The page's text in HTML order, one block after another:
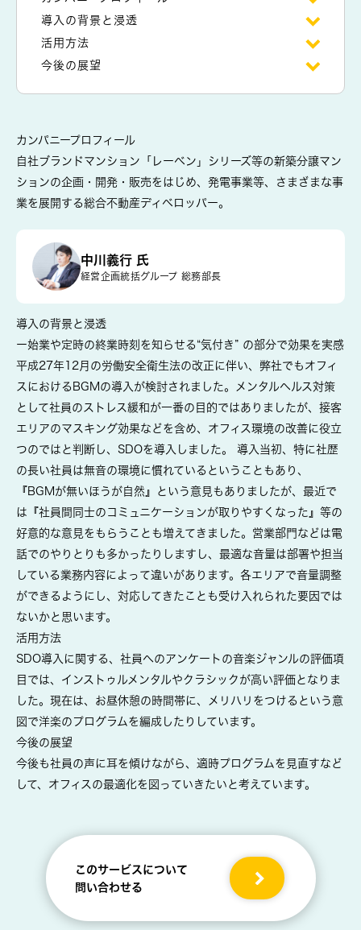
導入の背景と浸透
活用方法
今後の展望
カンパニープロフィール
自社ブランドマンション「レーベン」シリーズ等の新築分譲マン
ションの企画・開発・販売をはじめ、発電事業等、さまざまな事
業を展開する総合不動産ディベロッパー。
中川義行 氏
経営企画統括グループ 総務部長
導入の背景と浸透
ー始業や定時の終業時刻を知らせる“気付き” の部分で効果を実感
平成27年12月の労働安全衛生法の改正に伴い、弊社でもオフィ
スにおけるBGMの導入が検討されました。メンタルヘルス対策
として社員のストレス緩和が一番の目的ではありましたが、接客
エリアのマスキング効果などを含め、オフィス環境の改善に役立
つのではと判断し、SDOを導入しました。 導入当初、特に社歴
の長い社員は無音の環境に慣れているということもあり、
『BGMが無いほうが自然』という意見もありましたが、最近で
は『社員間同士のコミュニケーションが取りやすくなった』等の
好意的な意見をもらうことも増えてきました。営業部門などは電
話でのやりとりも多かったりしますし、最適な音量は部署や担当
している業務内容によって違いがあります。各エリアで音量調整
ができるようにし、対応してきたことも受け入れられた要因では
ないかと思います。
活用方法
SDO導入に関する、社員へのアンケートの音楽ジャンルの評価項
目では、インストゥルメンタルやクラシックが高い評価となりま
した。現在は、お昼休憩の時間帯に、メリハリをつけるという意
図で洋楽のプログラムを編成したりしています。
今後の展望
今後も社員の声に耳を傾けながら、適時プログラムを見直すなど
して、オフィスの最適化を図っていきたいと考えています。
このサービスについて
問い合わせる